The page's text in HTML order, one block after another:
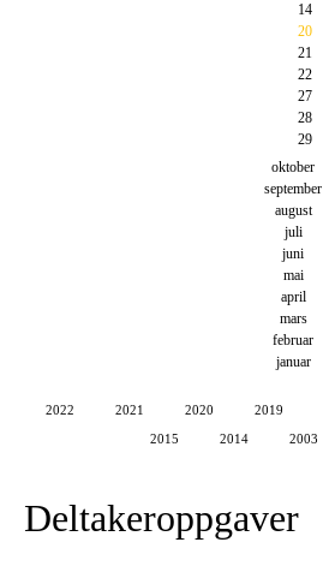
14
20
21
22
27
28
29
oktober
september
august
juli
juni
mai
april
mars
februar
januar
2022 2021 2020 2019
2015
2014 2003
Deltakeroppgaver